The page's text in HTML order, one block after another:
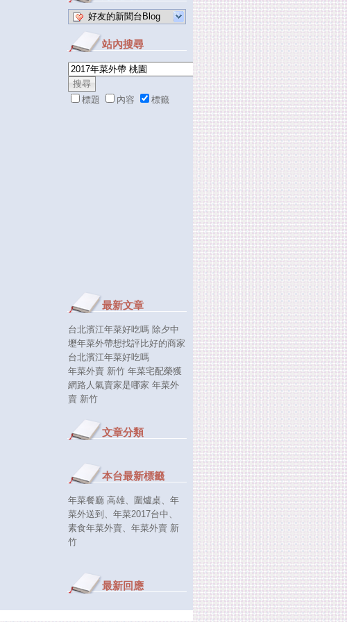
好友的新聞台Blog
站內搜尋
標題 內容 標籤
最新文章
台北濱江年菜好吃嗎 除夕中
壢年菜外帶想找評比好的商家
台北濱江年菜好吃嗎
年菜外賣 新竹 年菜宅配榮獲
網路人氣賣家是哪家 年菜外
賣 新竹
文章分類
本台最新標籤
年菜餐廳 高雄、 圍爐桌、 年
菜外送到 、 年菜2017台中、
素食年菜外賣、 年菜外賣 新
竹
最新回應